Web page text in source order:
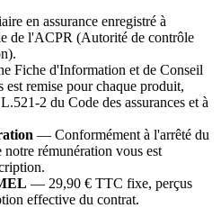
en assurance enregistré à
de l'ACPR (Autorité de contrôle
Fiche d'Information et de Conseil
est remise pour chaque produit,
2 du Code des assurances et à
— Conformément à l'arrêté du
rémunération vous est
— 29,90 € TTC fixe, perçus
effective du contrat.